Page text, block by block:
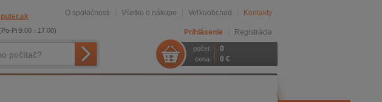
(Po-Pi 9.00 - 17.00)
O spoločnosti Všetko o nákupe Veľkoobchod Kontakty
Prihlásenie Registrácia
počet 0
cena 0 €